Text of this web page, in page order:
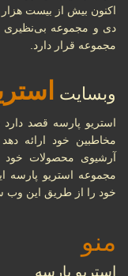
اکنون بیش از بیست
دی و مجموعه بی‌نظیری
مجموعه قرار دارد.
وبسایت
استریو پارسه قصد
مخاطبین خود ارائه
آرشیوی محصولات خود
مجموعه استریو پارسه
خود را از طریق این وب
منو
استریو پارسه